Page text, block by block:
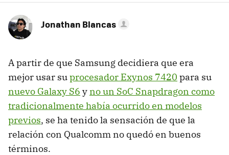
Jonathan Blancas
A partir de que Samsung decidiera que era
mejor usar suprocesador Exynos 7420 para su
nuevo Galaxy S6 yno un SoC Snapdragon como
tradicionalmente había ocurrido en modelos
previos, se ha tenido la sensación de que la
relación con Qualcomm no quedó en buenos
términos.